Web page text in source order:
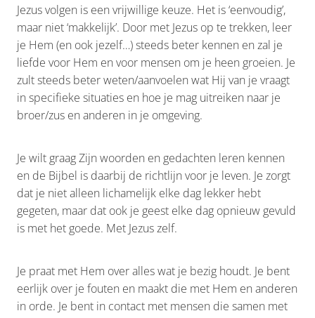
Jezus volgen is een vrijwillige keuze. Het is ‘eenvoudig’,
maar niet ‘makkelijk’. Door met Jezus op te trekken, leer
je Hem (en ook jezelf…) steeds beter kennen en zal je
liefde voor Hem en voor mensen om je heen groeien. Je
zult steeds beter weten/aanvoelen wat Hij van je vraagt
in specifieke situaties en hoe je mag uitreiken naar je
broer/zus en anderen in je omgeving.
Je wilt graag Zijn woorden en gedachten leren kennen
en de Bijbel is daarbij de richtlijn voor je leven. Je zorgt
dat je niet alleen lichamelijk elke dag lekker hebt
gegeten, maar dat ook je geest elke dag opnieuw gevuld
is met het goede. Met Jezus zelf.
Je praat met Hem over alles wat je bezig houdt. Je bent
eerlijk over je fouten en maakt die met Hem en anderen
in orde. Je bent in contact met mensen die samen met